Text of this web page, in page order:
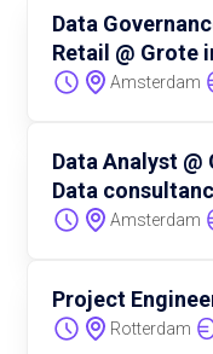
Data
Retail @ Grote
consultancy
Amsterdam
Data Analyst
Data
Amsterdam
Project
Rotterdam